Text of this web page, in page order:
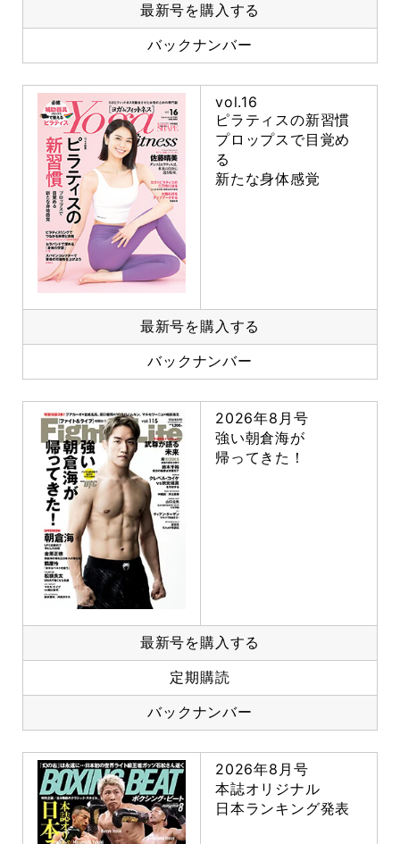
最新号を購入する
バックナンバー
vol.16
ピラティスの新習慣
プロップスで目覚め
る
新たな身体感覚
最新号を購入する
バックナンバー
2026年8月号
強い朝倉海が
帰ってきた！
最新号を購入する
定期購読
バックナンバー
2026年8月号
本誌オリジナル
日本ランキング発表